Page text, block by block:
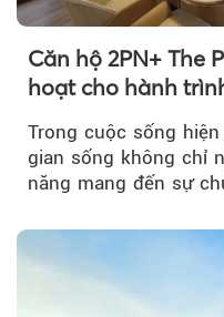
Căn hộ 2PN+ The
hoạt cho hành
Trong cuộc sống
gian sống không chỉ
năng mang đến sự